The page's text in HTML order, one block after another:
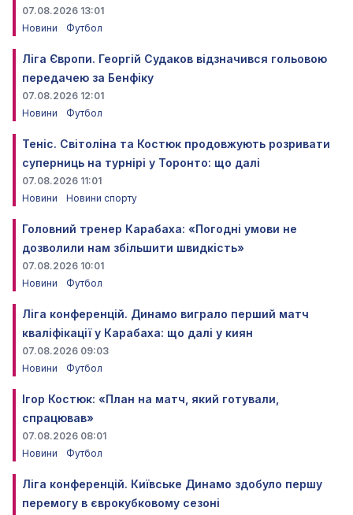
07.08.2026 13:01
Новини
Футбол
Ліга Європи. Георгій Судаков відзначився гольовою
передачею за Бенфіку
07.08.2026 12:01
Новини
Футбол
Теніс. Світоліна та Костюк продовжують розривати
суперниць на турнірі у Торонто: що далі
07.08.2026 11:01
Новини
Новини спорту
Головний тренер Карабаха: «Погодні умови не
дозволили нам збільшити швидкість»
07.08.2026 10:01
Новини
Футбол
Ліга конференцій. Динамо виграло перший матч
кваліфікації у Карабаха: що далі у киян
07.08.2026 09:03
Новини
Футбол
Ігор Костюк: «План на матч, який готували,
спрацював»
07.08.2026 08:01
Новини
Футбол
Ліга конференцій. Київське Динамо здобуло першу
перемогу в єврокубковому сезоні